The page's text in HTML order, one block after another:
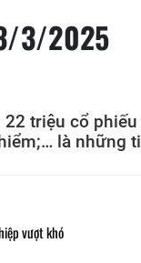
3/2025
triệu cổ
là những
vượt khó